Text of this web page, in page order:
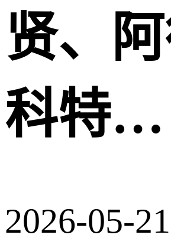
贤、
科特…
2026-05-21